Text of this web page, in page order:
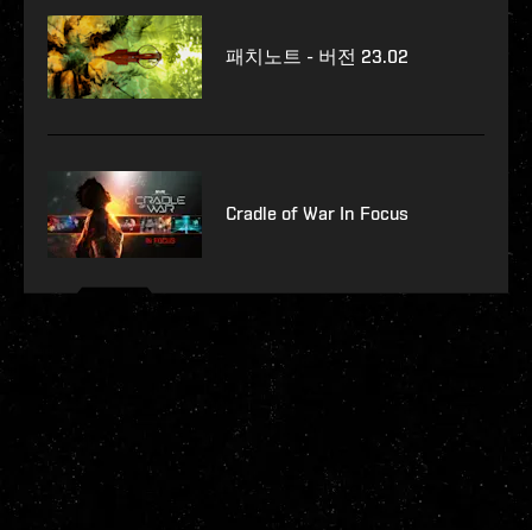
패치노트 - 버전 23.02
Cradle of War In Focus